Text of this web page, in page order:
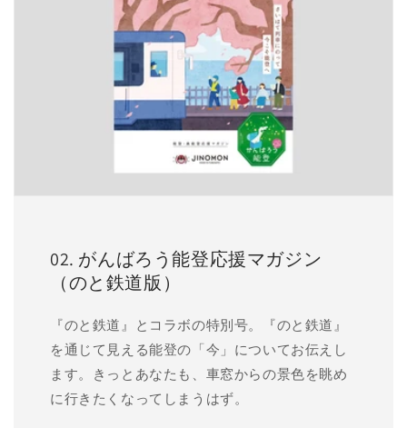
02. がんばろう能登応援マガジン
（のと鉄道版）
『のと鉄道』とコラボの特別号。『のと鉄道』
を通じて見える能登の「今」についてお伝えし
ます。きっとあなたも、車窓からの景色を眺め
に行きたくなってしまうはず。